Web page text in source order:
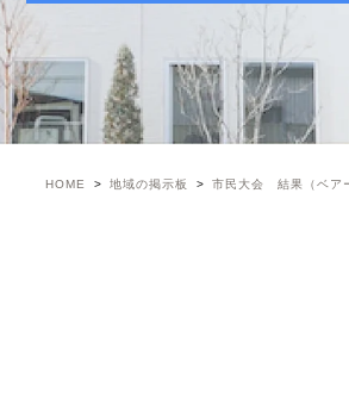
HOME 地域の掲示板 市民大会 結果（ベア